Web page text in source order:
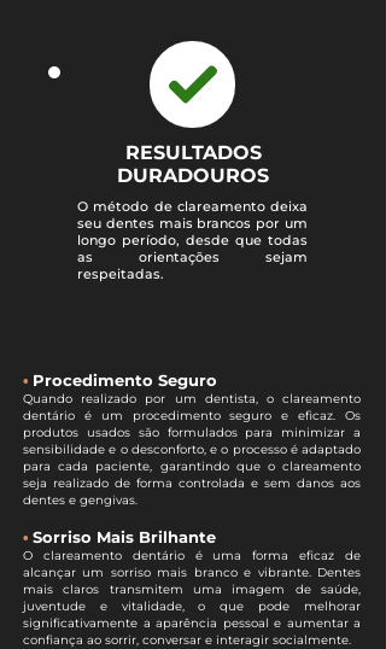
RESULTADOS
DURADOUROS
O método de clareamento deixa
seu dentes mais brancos por um
longo período, desde que todas
as orientações sejam
respeitadas.
• Procedimento Seguro
Quando realizado por um dentista, o clareamento
dentário é um procedimento seguro e eficaz. Os
produtos usados são formulados para minimizar a
sensibilidade e o desconforto, e o processo é adaptado
para cada paciente, garantindo que o clareamento
seja realizado de forma controlada e sem danos aos
dentes e gengivas.
• Sorriso Mais Brilhante
O clareamento dentário é uma forma eficaz de
alcançar um sorriso mais branco e vibrante. Dentes
mais claros transmitem uma imagem de saúde,
juventude e vitalidade, o que pode melhorar
significativamente a aparência pessoal e aumentar a
confiança ao sorrir, conversar e interagir socialmente.